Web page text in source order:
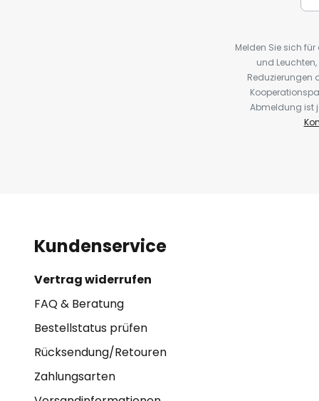
Melden Sie sich
und
Reduzierungen
Abmeldung ist
Kundenservice
Vertrag widerrufen
FAQ & Beratung
Bestellstatus prüfen
Rücksendung/Retouren
Zahlungsarten